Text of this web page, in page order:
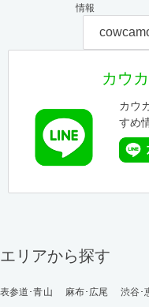
情報
カウ
カウ
すめ
エリアから探す
表参道･青山 麻布･広尾 渋谷･